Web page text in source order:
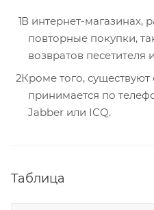
В интернет-магазинах,
повторные покупки,
возвратов песетителя
Кроме того, существуют
принимается по
Jabber или ICQ.
Таблица